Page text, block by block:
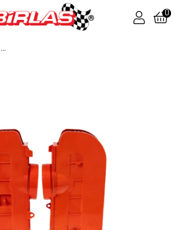
0
BMC AUDI A8, Q7, BENTLEY BENTAYGA, VOLKSWAGEN TOUAREG III KUTU İÇİ PERFORMANS HAVA FİLTRESİ FB01059